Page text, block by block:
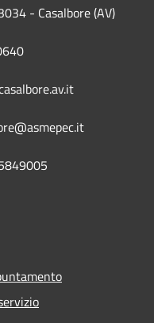
- Casalbore (AV)